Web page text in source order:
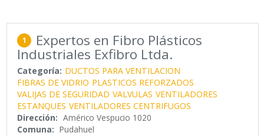
1 Expertos en Fibro Plásticos
Industriales Exfibro Ltda.
Categoría: DUCTOS PARA VENTILACION
FIBRAS DE VIDRIO PLASTICOS REFORZADOS
VALIJAS DE SEGURIDAD VALVULAS VENTILADORES
ESTANQUES VENTILADORES CENTRIFUGOS
Dirección: Américo Vespucio 1020
Comuna: Pudahuel